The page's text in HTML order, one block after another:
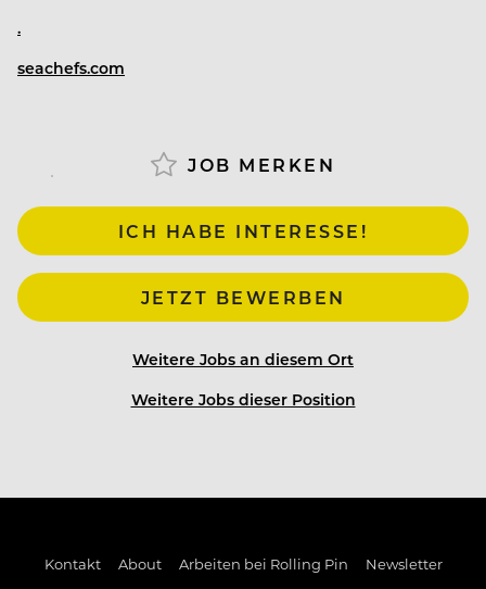
.
seachefs.com
JOB MERKEN
ICH HABE INTERESSE!
JETZT BEWERBEN
Weitere Jobs an diesem Ort
Weitere Jobs dieser Position
Kontakt About Arbeiten bei Rolling Pin
Newsletter